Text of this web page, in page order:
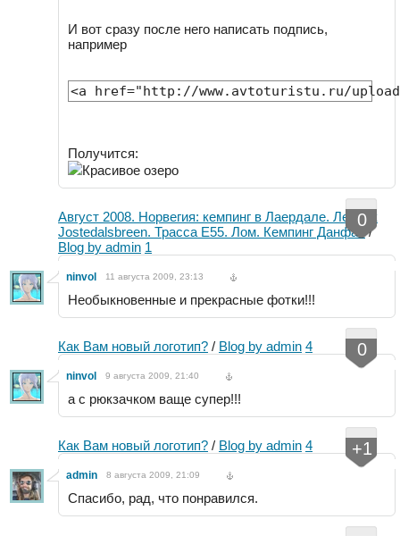
И вот сразу после него написать подпись,
например
<a href="http://www.avtoturistu.ru/
Получится:
Красивое озеро
Август 2008. Норвегия: кемпинг в Лаердале. Ледник
Jostedalsbreen. Трасса E55. Лом. Кемпинг Данфас /
Blog by admin 1
0
ninvol 11 августа 2009, 23:13
Необыкновенные и прекрасные фотки!!!
Как Вам новый логотип? / Blog by admin 4 0
ninvol 9 августа 2009, 21:40
а с рюкзачком ваще супер!!!
Как Вам новый логотип? / Blog by admin 4 +1
admin 8 августа 2009, 21:09
Спасибо, рад, что понравился.